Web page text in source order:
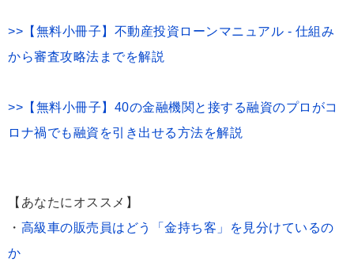
>>【無料小冊子】不動産投資ローンマニュアル - 仕組み
から審査攻略法までを解説
>>【無料小冊子】40の金融機関と接する融資のプロがコ
ロナ禍でも融資を引き出せる方法を解説
【あなたにオススメ】
・ 高級車の販売員はどう「金持ち客」を見分けているの
か